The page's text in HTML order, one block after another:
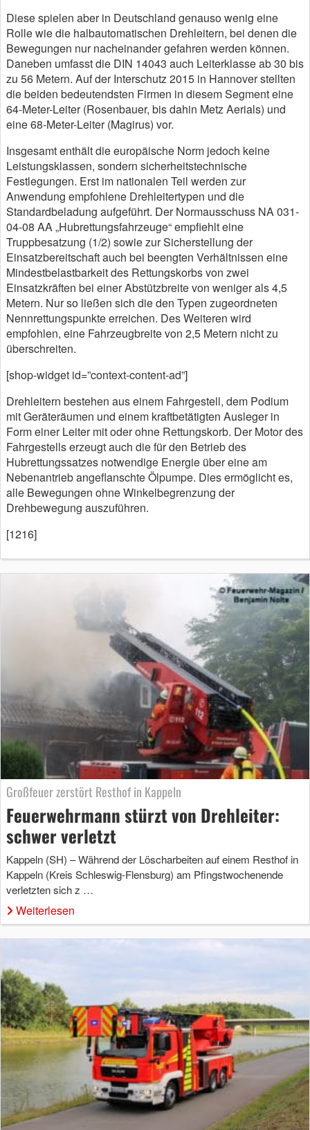
Diese spielen aber in Deutschland genauso wenig eine
Rolle wie die halbautomatischen Drehleitern, bei denen die
Bewegungen nur nacheinander gefahren werden können.
Daneben umfasst die DIN 14043 auch Leiterklasse ab 30 bis
zu 56 Metern. Auf der Interschutz 2015 in Hannover stellten
die beiden bedeutendsten Firmen in diesem Segment eine
64-Meter-Leiter (Rosenbauer, bis dahin Metz Aerials) und
eine 68-Meter-Leiter (Magirus) vor.
Insgesamt enthält die europäische Norm jedoch keine
Leistungsklassen, sondern sicherheitstechnische
Festlegungen. Erst im nationalen Teil werden zur
Anwendung empfohlene Drehleitertypen und die
Standardbeladung aufgeführt. Der Normausschuss NA 031-
04-08 AA „Hubrettungsfahrzeuge“ empfiehlt eine
Truppbesatzung (1/2) sowie zur Sicherstellung der
Einsatzbereitschaft auch bei beengten Verhältnissen eine
Mindestbelastbarkeit des Rettungskorbs von zwei
Einsatzkräften bei einer Abstützbreite von weniger als 4,5
Metern. Nur so ließen sich die den Typen zugeordneten
Nennrettungspunkte erreichen. Des Weiteren wird
empfohlen, eine Fahrzeugbreite von 2,5 Metern nicht zu
überschreiten.
[shop-widget id=”context-content-ad”]
Drehleitern bestehen aus einem Fahrgestell, dem Podium
mit Geräteräumen und einem kraftbetätigten Ausleger in
Form einer Leiter mit oder ohne Rettungskorb. Der Motor des
Fahrgestells erzeugt auch die für den Betrieb des
Hubrettungssatzes notwendige Energie über eine am
Nebenantrieb angeflanschte Ölpumpe. Dies ermöglicht es,
alle Bewegungen ohne Winkelbegrenzung der
Drehbewegung auszuführen.
[1216]
Großfeuer zerstört Resthof in Kappeln
Feuerwehrmann stürzt von Drehleiter:
schwer verletzt
Kappeln (SH) – Während der Löscharbeiten auf einem Resthof in
Kappeln (Kreis Schleswig-Flensburg) am Pfingstwochenende
verletzten sich z …
Weiterlesen